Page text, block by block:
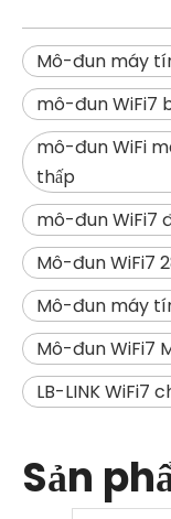
Mô-đun máy
mô-đun WiFi7
mô-đun WiFi
thấp
mô-đun WiFi7
Mô-đun WiFi7
Mô-đun máy
Mô-đun WiFi7
LB-LINK WiFi7
Sản